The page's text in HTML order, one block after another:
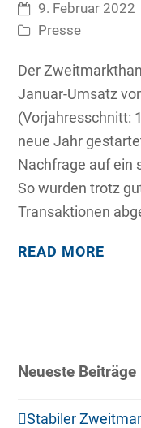
9. Februar 2022
Presse
Der
Januar-Umsatz
(Vorjahresschnitt:
neue Jahr
Nachfrage auf ein
So wurden trotz
Transaktionen
READ MORE
Neueste Beiträge
Stabiler